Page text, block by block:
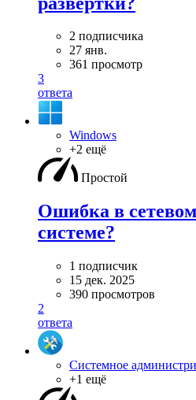
2 подписчика
27 янв.
361 просмотр
3
ответа
Windows
+2 ещё
Простой
Ошибка в
системе?
1 подписчик
15 дек. 2025
390 просмотров
2
ответа
Системное
+1 ещё